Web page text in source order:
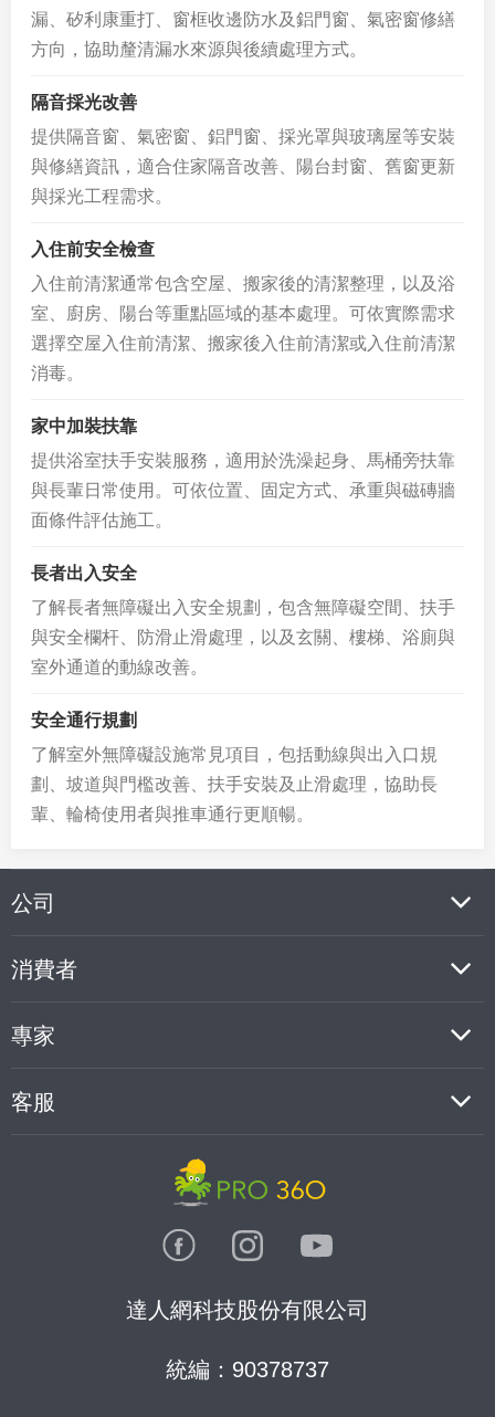
漏、矽利康重打、窗框收邊防水及鋁門窗、氣密窗修繕
方向，協助釐清漏水來源與後續處理方式。
隔音採光改善
提供隔音窗、氣密窗、鋁門窗、採光罩與玻璃屋等安裝
與修繕資訊，適合住家隔音改善、陽台封窗、舊窗更新
與採光工程需求。
入住前安全檢查
入住前清潔通常包含空屋、搬家後的清潔整理，以及浴
室、廚房、陽台等重點區域的基本處理。可依實際需求
選擇空屋入住前清潔、搬家後入住前清潔或入住前清潔
消毒。
家中加裝扶靠
提供浴室扶手安裝服務，適用於洗澡起身、馬桶旁扶靠
與長輩日常使用。可依位置、固定方式、承重與磁磚牆
面條件評估施工。
長者出入安全
了解長者無障礙出入安全規劃，包含無障礙空間、扶手
與安全欄杆、防滑止滑處理，以及玄關、樓梯、浴廁與
室外通道的動線改善。
安全通行規劃
了解室外無障礙設施常見項目，包括動線與出入口規
劃、坡道與門檻改善、扶手安裝及止滑處理，協助長
輩、輪椅使用者與推車通行更順暢。
公司
消費者
專家
客服
達人網科技股份有限公司
統編：90378737